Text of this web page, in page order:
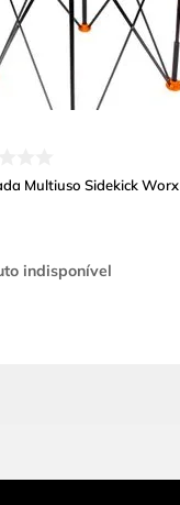
Multiuso Sidekick Worx
indisponível